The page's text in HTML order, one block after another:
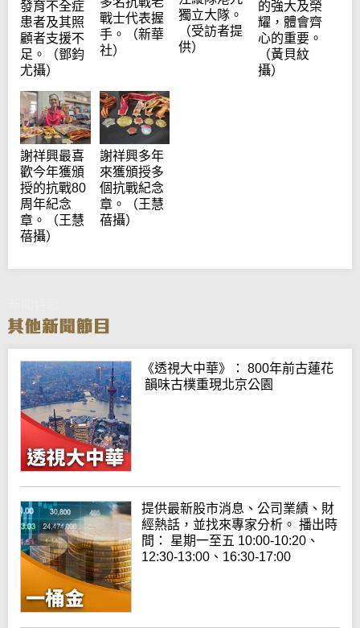
發育不全症
患者及其照
顧者支援不
足。（鄧鈞
尤攝）
戰士代表握
手。（新華
社）
獨立大隊。
（受訪者提
供）
的強大及榮
耀，體會齊
心的重要。
（黃貝紋
攝）
謝祥興最喜
歡今年獲頒
授的抗戰80
周年紀念
章。（王慧
蓓攝）
謝祥興多年
來獲頒授多
個抗戰紀念
章。（王慧
蓓攝）
《透視大中華》： 800年前古蓮花
韻味古樸重現北京公園
提供最新股市消息、公司業績、財
經熱話，並找來專家分析。 播出時
間： 星期一至五 10:00-10:20、
12:30-13:00、16:30-17:00